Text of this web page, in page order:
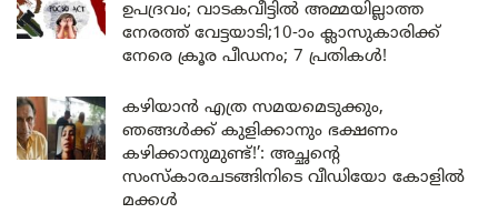
ഉപദ്രവം; വാടകവീട്ടിൽ അമ്മയില്ലാത്ത
നേരത്ത് വേട്ടയാടി;10-ാം ക്ലാസുകാരിക്ക്
നേരെ ക്രൂര പീഡനം; 7 പ്രതികൾ!
കഴിയാൻ എത്ര സമയമെടുക്കും,
ഞങ്ങൾക്ക് കുളിക്കാനും ഭക്ഷണം
കഴിക്കാനുമുണ്ട്!’: അച്ഛന്റെ
സംസ്കാരചടങ്ങിനിടെ വീഡിയോ കോളിൽ
മക്കൾ